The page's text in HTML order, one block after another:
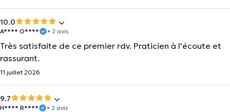
10.0
A**** O**** • 2 avis
Très satisfaite de ce premier rdv. Praticien à l'écoute et
rassurant.
11 juillet 2026
9.7
H**** R**** • 2 avis